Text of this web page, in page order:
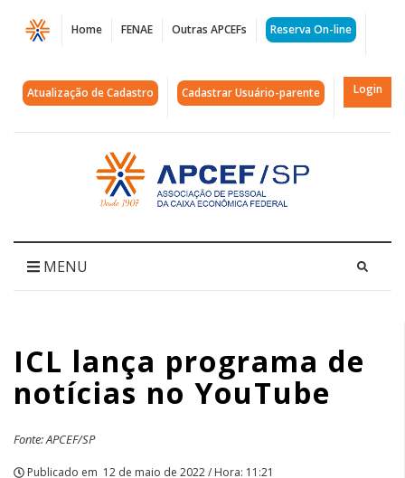
Página
ICL
lança
notícias
YouTube
Home FENAE Outras APCEFs Reserva On-line
Atualização de Cadastro Cadastrar Usuário-parente Login
Acessar
página
inicial
MENU
ICL lança programa de
notícias no YouTube
Fonte: APCEF/SP
Publicado em 12 de maio de 2022 / Hora: 11:21